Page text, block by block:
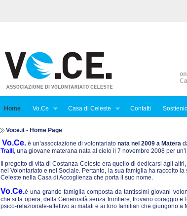
Home Vo.Ce Casa di Celeste Contatti
Voce.it - Home Page
Vo.Ce. è un’associazione di volontariato nata nel 2009 a Matera
Tralli, una giovane materana nata al cielo il 7 novembre 2008 per
Il progetto di vita di Costanza Celeste era quello di dedicarsi agli
nel Volontariato e nel Sociale. Pertanto, la sua famiglia ha raccolto
Celeste nella Casa di Accoglienza che porta il suo nome.
Vo.Ce.è una grande famiglia composta da tantissimi giovani
che si fa opera, della Generosità senza frontiere, trovano coraggio
psico-relazionale-affettivo ai malati e ai loro familiari che giungono a